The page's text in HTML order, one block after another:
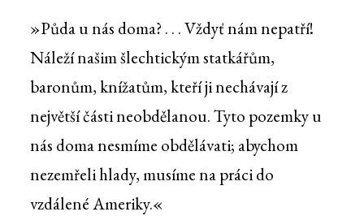
»Půda u nás doma? . . . Vždyť nám nepatří!
Náleží našim šlechtickým statkářům,
baronům, knížatům, kteří ji nechávají z
největší části neobdělanou. Tyto pozemky u
nás doma nesmíme obdělávati; abychom
nezemřeli hlady, musíme na práci do
vzdálené Ameriky.«